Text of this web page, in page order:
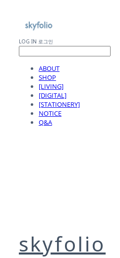
LOG IN 로그인
ABOUT
SHOP
[LIVING]
[DIGITAL]
[STATIONERY]
NOTICE
Q&A
skyfolio